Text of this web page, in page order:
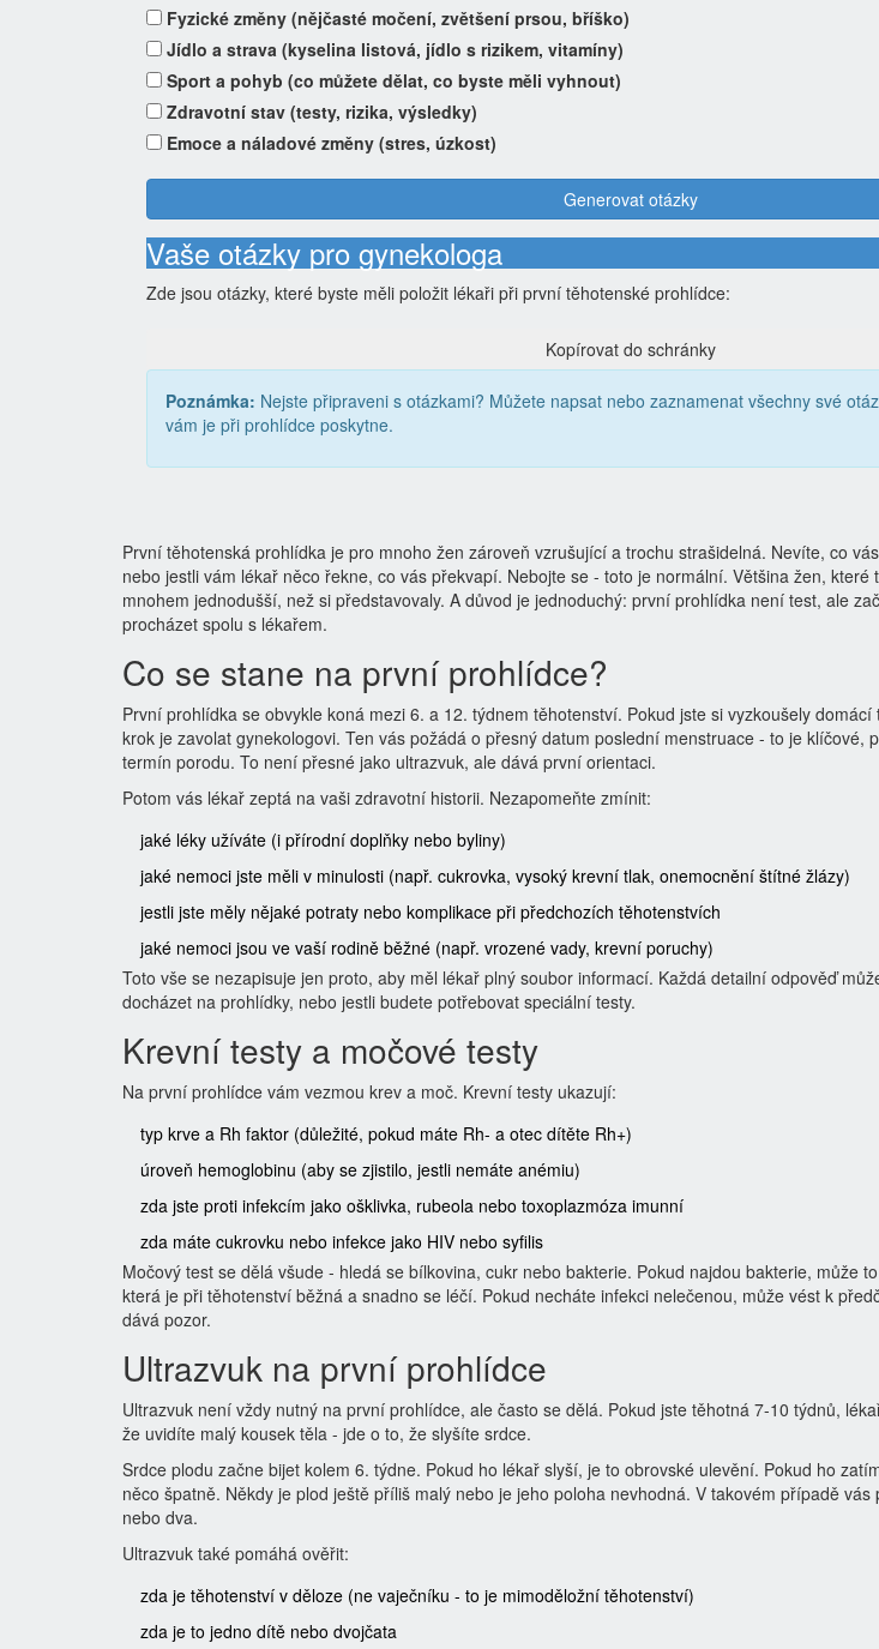
Fyzické změny (nějčasté močení, zvětšení prsou, bříško)
Jídlo a strava (kyselina listová, jídlo s rizikem, vitamíny)
Sport a pohyb (co můžete dělat, co byste měli vyhnout)
Zdravotní stav (testy, rizika, výsledky)
Emoce a náladové změny (stres, úzkost)
Generovat otázky
Vaše otázky pro gynekologa
Zde jsou otázky, které byste měli položit lékaři při první těhotenské prohlídce:
Kopírovat do schránky
Poznámka: Nejste připraveni s otázkami? Můžete napsat nebo zaznamenat všechny své
vám je při prohlídce poskytne.
První těhotenská prohlídka je pro mnoho žen zároveň vzrušující a trochu strašidelná. Nevíte, co
nebo jestli vám lékař něco řekne, co vás překvapí. Nebojte se - toto je normální. Většina žen, které
mnohem jednodušší, než si představovaly. A důvod je jednoduchý: první prohlídka není test, ale
procházet spolu s lékařem.
Co se stane na první prohlídce?
První prohlídka se obvykle koná mezi 6. a 12. týdnem těhotenství. Pokud jste si vyzkoušely
krok je zavolat gynekologovi. Ten vás požádá o přesný datum poslední menstruace - to je klíčové,
termín porodu. To není přesné jako ultrazvuk, ale dává první orientaci.
Potom vás lékař zeptá na vaši zdravotní historii. Nezapomeňte zmínit:
jaké léky užíváte (i přírodní doplňky nebo byliny)
jaké nemoci jste měli v minulosti (např. cukrovka, vysoký krevní tlak, onemocnění štítné žlázy)
jestli jste měly nějaké potraty nebo komplikace při předchozích těhotenstvích
jaké nemoci jsou ve vaší rodině běžné (např. vrozené vady, krevní poruchy)
Toto vše se nezapisuje jen proto, aby měl lékař plný soubor informací. Každá detailní odpověď
docházet na prohlídky, nebo jestli budete potřebovat speciální testy.
Krevní testy a močové testy
Na první prohlídce vám vezmou krev a moč. Krevní testy ukazují:
typ krve a Rh faktor (důležité, pokud máte Rh- a otec dítěte Rh+)
úroveň hemoglobinu (aby se zjistilo, jestli nemáte anémiu)
zda jste proti infekcím jako ošklivka, rubeola nebo toxoplazmóza imunní
zda máte cukrovku nebo infekce jako HIV nebo syfilis
Močový test se dělá všude - hledá se bílkovina, cukr nebo bakterie. Pokud najdou bakterie, může
která je při těhotenství běžná a snadno se léčí. Pokud necháte infekci nelečenou, může vést k
dává pozor.
Ultrazvuk na první prohlídce
Ultrazvuk není vždy nutný na první prohlídce, ale často se dělá. Pokud jste těhotná 7-10 týdnů,
že uvidíte malý kousek těla - jde o to, že slyšíte srdce.
Srdce plodu začne bijet kolem 6. týdne. Pokud ho lékař slyší, je to obrovské ulevění. Pokud ho
něco špatně. Někdy je plod ještě příliš malý nebo je jeho poloha nevhodná. V takovém případě
nebo dva.
Ultrazvuk také pomáhá ověřit:
zda je těhotenství v děloze (ne vaječníku - to je mimoděložní těhotenství)
zda je to jedno dítě nebo dvojčata